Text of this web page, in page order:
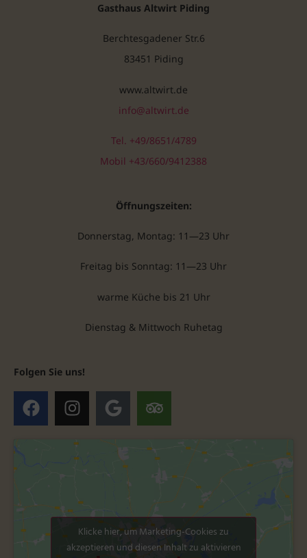
Gasthaus Altwirt Piding
Berchtesgadener Str.6
83451 Piding
www.altwirt.de
info@altwirt.de
Tel. +49/8651/4789
Mobil +43/660/9412388
Öffnungszeiten:
Donnerstag, Montag: 11—23 Uhr
Freitag bis Sonntag: 11—23 Uhr
warme Küche bis 21 Uhr
Dienstag & Mittwoch Ruhetag
Folgen Sie uns!
Klicke hier, um Marketing-Cookies zu
akzeptieren und diesen Inhalt zu aktivieren